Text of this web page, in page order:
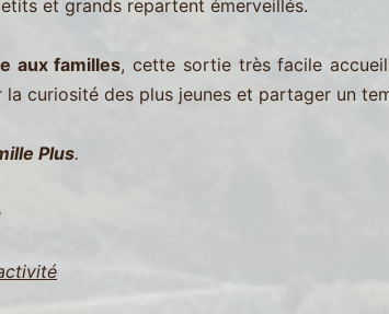
et grands repartent émerveillés.
aux familles, cette sortie très facile
curiosité des plus jeunes et partager un
Plus.